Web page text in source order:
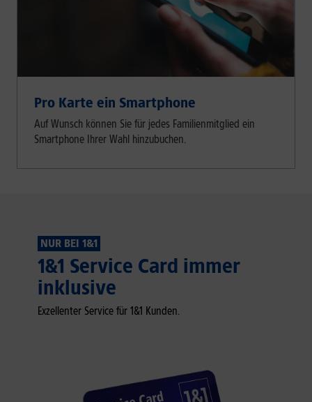
Pro Karte ein Smartphone
Auf Wunsch können Sie für jedes Familienmitglied ein
Smartphone Ihrer Wahl hinzubuchen.
NUR BEI 1&1
1&1 Service Card immer
inklusive
Exzellenter Service für 1&1 Kunden.